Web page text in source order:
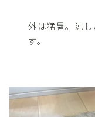
外は猛暑。涼
す。